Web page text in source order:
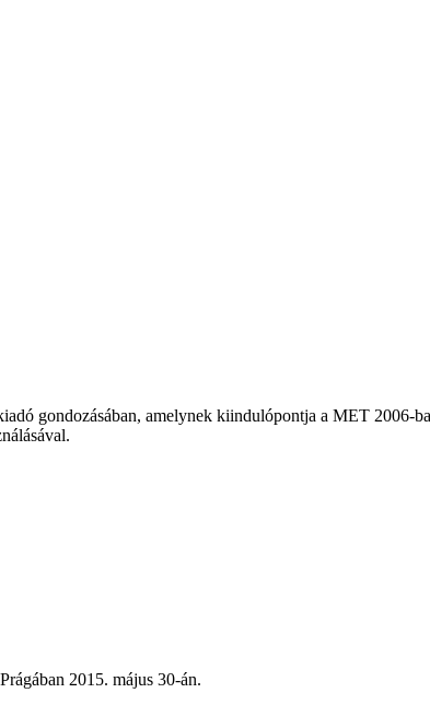
gondozásában, amelynek kiindulópontja a MET 2006-
2015. május 30-án.